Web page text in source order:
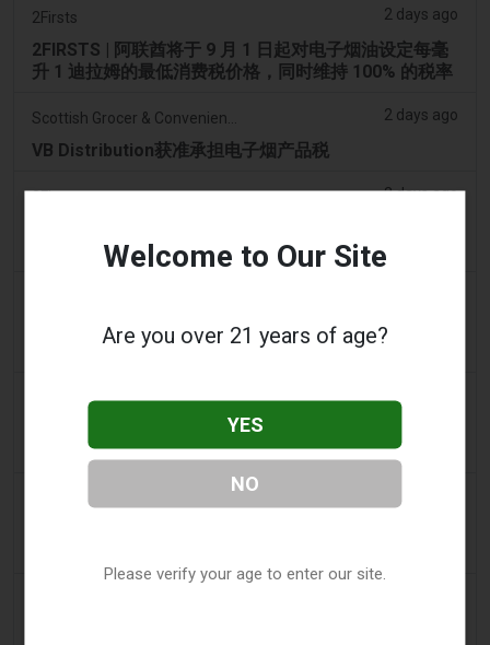
2Firsts 2 days ago
2FIRSTS | 阿联酋将于 9 月 1 日起对电子烟油设定每毫
升 1 迪拉姆的最低消费税价格，同时维持 100% 的税率
2 days ago
VB Distribution获准承担电子烟产品税
2Firsts 2 days ago
销量下降 14%
电子烟税在九个月内筹集了2200万欧元后，政府正考虑
Tico Times
哥斯达黎加新的电子烟法规原定今日生效，但并未生
Welcome to Our Site
Are you over 21 years of age?
YES
NO
Please verify your age to enter our site.